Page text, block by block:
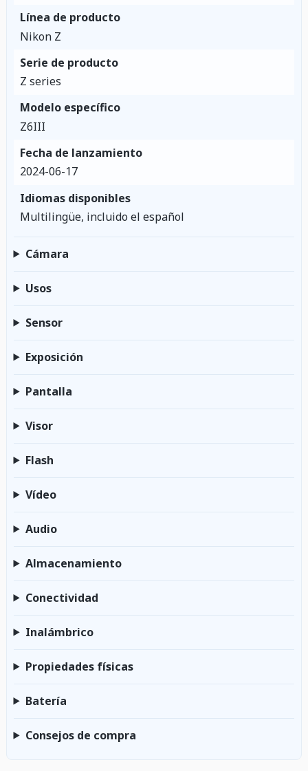
Línea de producto
Nikon Z
Serie de producto
Z series
Modelo específico
Z6III
Fecha de lanzamiento
2024-06-17
Idiomas disponibles
Multilingüe, incluido el español
Cámara
Usos
Sensor
Exposición
Pantalla
Visor
Flash
Vídeo
Audio
Almacenamiento
Conectividad
Inalámbrico
Propiedades físicas
Batería
Consejos de compra